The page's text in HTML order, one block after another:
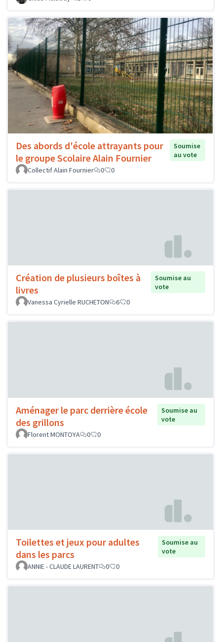
Des abords d'école attrayants pour
le groupe Scolaire Alain Fournier
Soumise
au vote
Collectif Alain Fournier
0 0
Création de plusieurs boîtes à
livres
Soumise au
vote
Vanessa Cyrielle RUCHETON
6 0
Aménager le parc derrière école
des grillons
Soumise au
vote
Florent MONTOYA
0 0
Toilettes et jeux pour adultes
dans les parcs
Soumise au
vote
ANNIE - CLAUDE LAURENT
0 0